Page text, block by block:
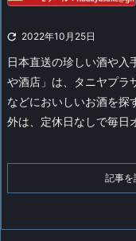
 2022年10月25日
日本直送の珍しい酒や入
や酒店」は、タニヤプラ
などにおいしいお酒を探
外は、定休日なしで毎日
記事を